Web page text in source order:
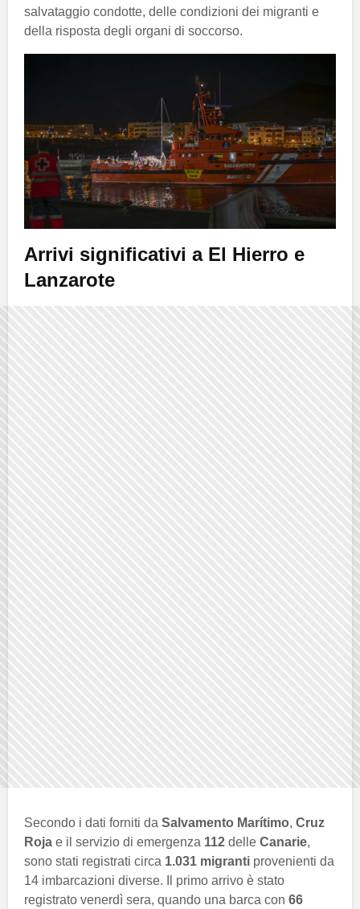
salvataggio condotte, delle condizioni dei migranti e
della risposta degli organi di soccorso.
Arrivi significativi a El Hierro e
Lanzarote
Secondo i dati forniti da Salvamento Marítimo, Cruz
Roja e il servizio di emergenza 112 delle Canarie,
sono stati registrati circa 1.031 migranti provenienti da
14 imbarcazioni diverse. Il primo arrivo è stato
registrato venerdì sera, quando una barca con 66